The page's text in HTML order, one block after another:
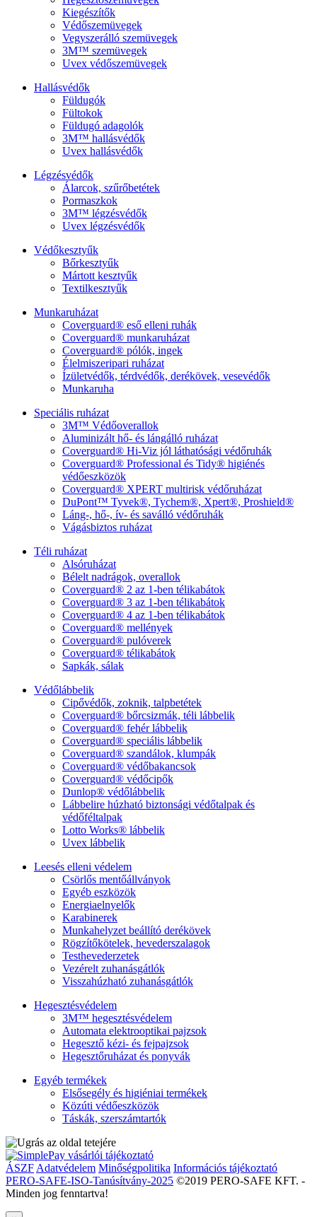
Kiegészítők
Védőszemüvegek
Vegyszerálló szemüvegek
3M™ szemüvegek
Uvex védőszemüvegek
Hallásvédők
Füldugók
Fültokok
Füldugó adagolók
3M™ hallásvédők
Uvex hallásvédők
Légzésvédők
Álarcok, szűrőbetétek
Pormaszkok
3M™ légzésvédők
Uvex légzésvédők
Védőkesztyűk
Bőrkesztyűk
Mártott kesztyűk
Textilkesztyűk
Munkaruházat
Coverguard® eső elleni ruhák
Coverguard® munkaruházat
Coverguard® pólók, ingek
Élelmiszeripari ruházat
Ízületvédők, térdvédők, derékövek, vesevédők
Munkaruha
Speciális ruházat
3M™ Védőoverallok
Aluminizált hő- és lángálló ruházat
Coverguard® Hi-Viz jól láthatósági védőruhák
Coverguard® Professional és Tidy® higiénés
védőeszközök
Coverguard® XPERT multirisk védőruházat
DuPont™ Tyvek®, Tychem®, Xpert®, Proshield®
Láng-, hő-, ív- és saválló védőruhák
Vágásbiztos ruházat
Téli ruházat
Alsóruházat
Bélelt nadrágok, overallok
Coverguard® 2 az 1-ben télikabátok
Coverguard® 3 az 1-ben télikabátok
Coverguard® 4 az 1-ben télikabátok
Coverguard® mellények
Coverguard® pulóverek
Coverguard® télikabátok
Sapkák, sálak
Védőlábbelik
Cipővédők, zoknik, talpbetétek
Coverguard® bőrcsizmák, téli lábbelik
Coverguard® fehér lábbelik
Coverguard® speciális lábbelik
Coverguard® szandálok, klumpák
Coverguard® védőbakancsok
Coverguard® védőcipők
Dunlop® védőlábbelik
Lábbelire húzható biztonsági védőtalpak és
védőféltalpak
Lotto Works® lábbelik
Uvex lábbelik
Leesés elleni védelem
Csörlős mentőállványok
Egyéb eszközök
Energiaelnyelők
Karabinerek
Munkahelyzet beállító derékövek
Rögzítőkötelek, hevederszalagok
Testhevederzetek
Vezérelt zuhanásgátlók
Visszahúzható zuhanásgátlók
Hegesztésvédelem
3M™ hegesztésvédelem
Automata elektrooptikai pajzsok
Hegesztő kézi- és fejpajzsok
Hegesztőruházat és ponyvák
Egyéb termékek
Elsősegély és higiéniai termékek
Közúti védőeszközök
Táskák, szerszámtartók
ÁSZF Adatvédelem Minőségpolitika Információs tájékoztató
PERO-SAFE-ISO-Tanúsítvány-2025 ©2019 PERO-SAFE KFT. -
Minden jog fenntartva!